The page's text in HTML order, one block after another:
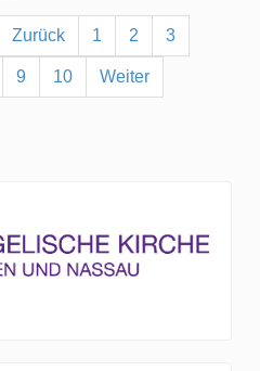
Zurück 1 2 3
9 10 Weiter